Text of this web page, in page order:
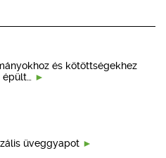
és kötöttségekhez
üveggyapot